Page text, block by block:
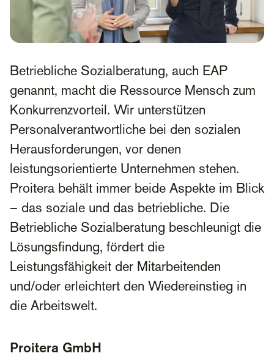
Betriebliche Sozialberatung, auch EAP
genannt, macht die Ressource Mensch zum
Konkurrenzvorteil. Wir unterstützen
Personalverantwortliche bei den sozialen
Herausforderungen, vor denen
leistungsorientierte Unternehmen stehen.
Proitera behält immer beide Aspekte im Blick
– das soziale und das betriebliche. Die
Betriebliche Sozialberatung beschleunigt die
Lösungsfindung, fördert die
Leistungsfähigkeit der Mitarbeitenden
und/oder erleichtert den Wiedereinstieg in
die Arbeitswelt.
Proitera GmbH